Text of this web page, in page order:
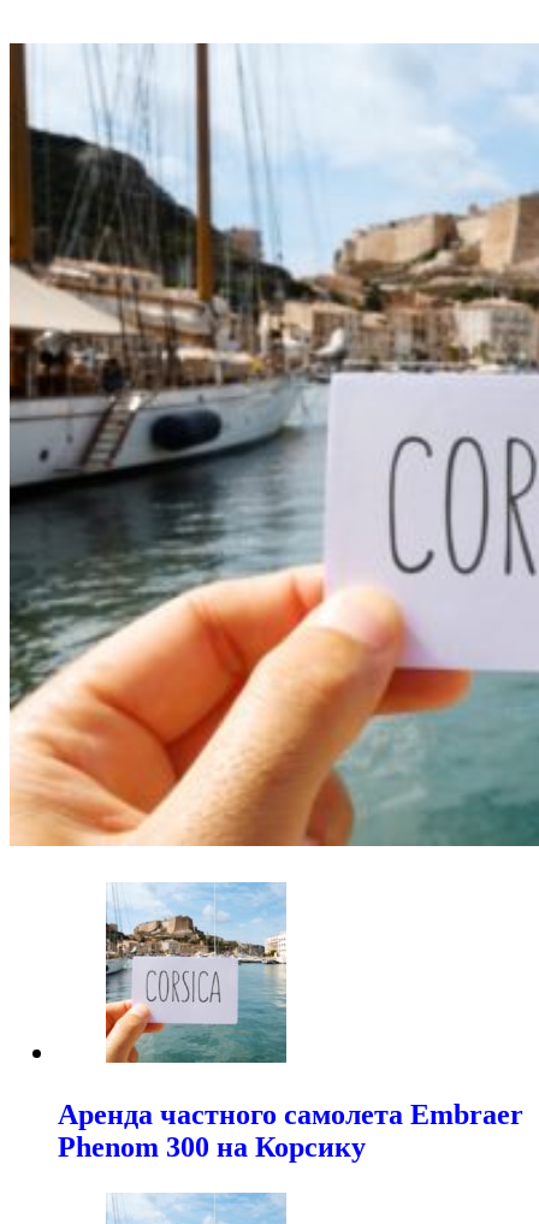
Аренда частного самолета Embraer
Phenom 300 на Корсику